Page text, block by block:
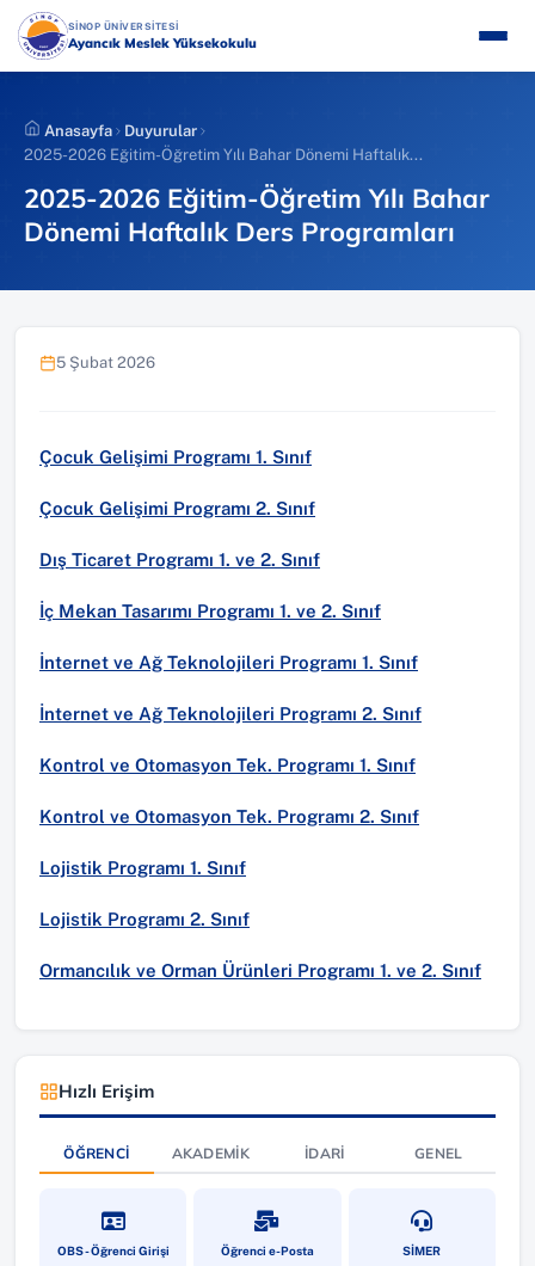
İçeriğe
atla
SİNOP ÜNİVERSİTESİ(YENI SEKMEDE AÇILIR)
Ayancık Meslek Yüksekokulu
Anasayfa
Duyurular
2025-2026 Eğitim-Öğretim Yılı Bahar Dönemi Haftalık...
2025-2026 Eğitim-Öğretim Yılı Bahar
Dönemi Haftalık Ders Programları
5 Şubat 2026
Çocuk Gelişimi Programı 1. Sınıf
Çocuk Gelişimi Programı 2. Sınıf
Dış Ticaret Programı 1. ve 2. Sınıf
İç Mekan Tasarımı Programı 1. ve 2. Sınıf
İnternet ve Ağ Teknolojileri Programı 1. Sınıf
İnternet ve Ağ Teknolojileri Programı 2. Sınıf
Kontrol ve Otomasyon Tek. Programı 1. Sınıf
Kontrol ve Otomasyon Tek. Programı 2. Sınıf
Lojistik Programı 1. Sınıf
Lojistik Programı 2. Sınıf
Ormancılık ve Orman Ürünleri Programı 1. ve 2. Sınıf
Hızlı Erişim
ÖĞRENCI AKADEMIK İDARI GENEL
OBS - Öğrenci Girişi(yeni sekmede açılır)Öğrenci e-Posta(yeni sekmede açılır)SİMER(yeni sekmede